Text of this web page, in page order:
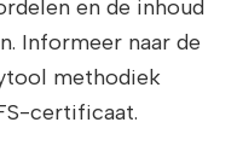
en de inhoud
Informeer naar de
methodiek
certificaat.